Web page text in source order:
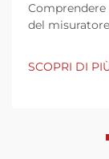
del
precisione e
chiave quali
SCOPRI DI